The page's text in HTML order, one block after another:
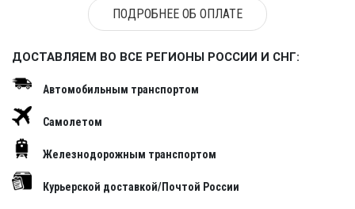
ПОДРОБНЕЕ ОБ ОПЛАТЕ
ДОСТАВЛЯЕМ ВО ВСЕ РЕГИОНЫ РОССИИ И СНГ:
Автомобильным транспортом
Самолетом
Железнодорожным транспортом
Курьерской доставкой/Почтой России